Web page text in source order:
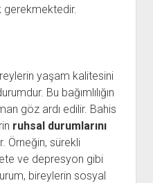
gerekmektedir.
yaşam kalitesini
Bu bağımlılığın
göz ardı edilir. Bahis
ruhsal durumlarını
Örneğin, sürekli
ve depresyon gibi
bireylerin sosyal